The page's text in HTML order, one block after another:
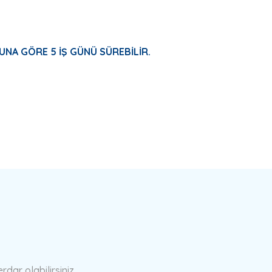
GÖRE 5 İŞ GÜNÜ SÜREBİLİR.